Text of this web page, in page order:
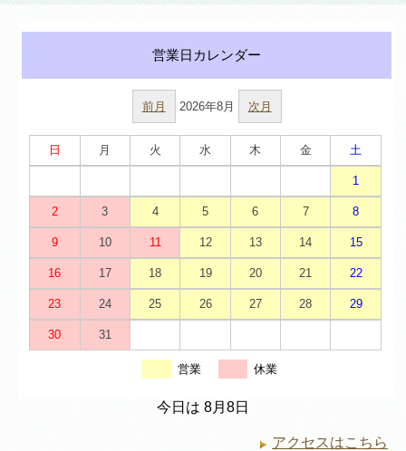
前月 2026年8月 次月
日 月 火 水 木 金 土
1
2 3 4 5 6 7 8
9 10 11 12 13 14 15
16 17 18 19 20 21 22
23 24 25 26 27 28 29
30 31
営業 休業
今日は 8月8日
アクセスはこちら